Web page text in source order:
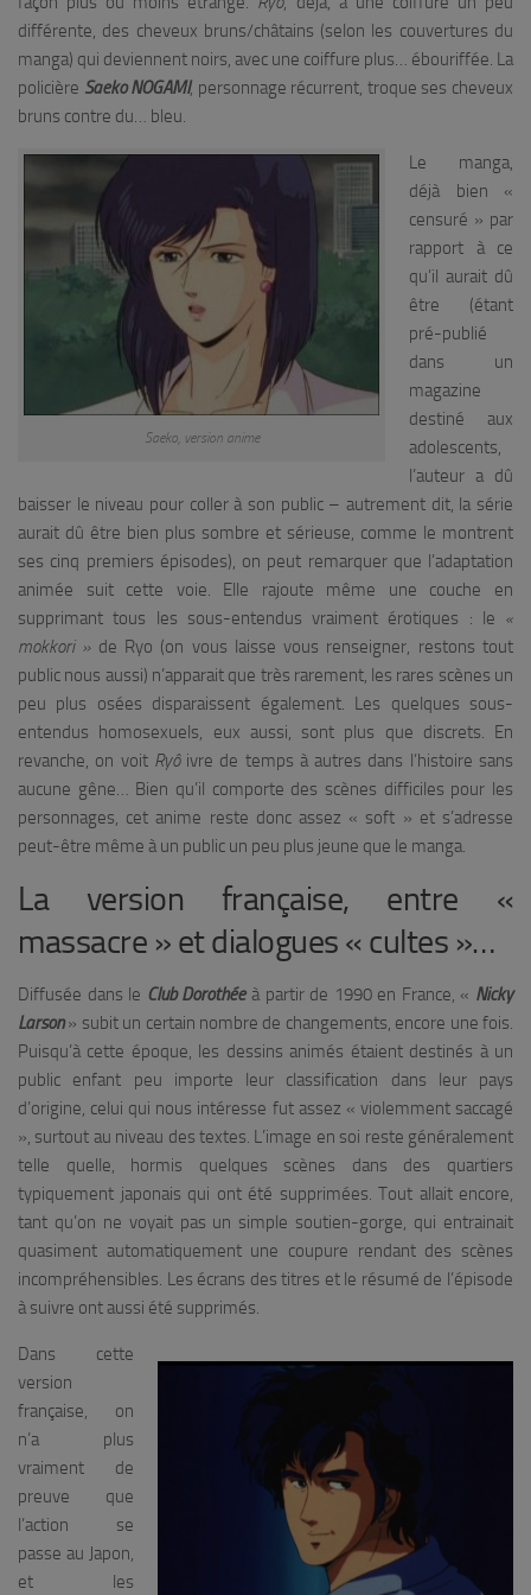
différente, des cheveux bruns/châtains (selon les couvertures du
manga) qui deviennent noirs, avec une coiffure plus… ébouriffée. La
policière Saeko NOGAMI, personnage récurrent, troque ses cheveux
bruns contre du… bleu.
Saeko, version anime
Le manga,
déjà bien «
censuré » par
rapport à ce
qu’il aurait dû
être (étant
pré-publié
dans un
magazine
destiné aux
adolescents,
l’auteur a dû
baisser le niveau pour coller à son public – autrement dit, la série
aurait dû être bien plus sombre et sérieuse, comme le montrent
ses cinq premiers épisodes), on peut remarquer que l’adaptation
animée suit cette voie. Elle rajoute même une couche en
supprimant tous les sous-entendus vraiment érotiques : le «
mokkori »de Ryo (on vous laisse vous renseigner, restons tout
public nous aussi) n’apparait que très rarement, les rares scènes un
peu plus osées disparaissent également. Les quelques sous-
entendus homosexuels, eux aussi, sont plus que discrets. En
revanche, on voit Ryôivre de temps à autres dans l’histoire sans
aucune gêne… Bien qu’il comporte des scènes difficiles pour les
personnages, cet anime reste donc assez « soft » et s’adresse
peut-être même à un public un peu plus jeune que le manga.
La version française, entre «
massacre » et dialogues « cultes »…
Diffusée dans le Club Dorothéeà partir de 1990 en France, « Nicky
Larson» subit un certain nombre de changements, encore une fois.
Puisqu’à cette époque, les dessins animés étaient destinés à un
public enfant peu importe leur classification dans leur pays
d’origine, celui qui nous intéresse fut assez « violemment saccagé
», surtout au niveau des textes. L’image en soi reste généralement
telle quelle, hormis quelques scènes dans des quartiers
typiquement japonais qui ont été supprimées. Tout allait encore,
tant qu’on ne voyait pas un simple soutien-gorge, qui entrainait
quasiment automatiquement une coupure rendant des scènes
incompréhensibles. Les écrans des titres et le résumé de l’épisode
à suivre ont aussi été supprimés.
Dans cette
version
française, on
n’a plus
vraiment de
preuve que
l’action se
passe au Japon,
et les